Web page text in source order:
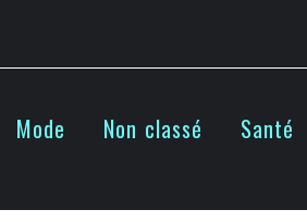
Mode Non classé Santé